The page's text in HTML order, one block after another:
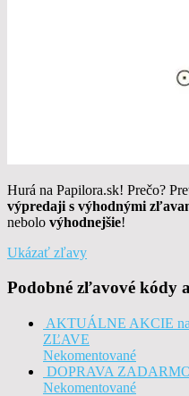
Hurá na Papilora.sk! Prečo?
výpredaji s výhodnými
nebolo výhodnejšie!
Ukázať zľavy
Podobné zľavové kódy
AKTUÁLNE AKCIE
ZĽAVE
Nekomentované
DOPRAVA
Nekomentované